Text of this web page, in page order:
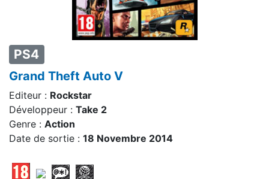
PS4
Grand Theft Auto V
Editeur : Rockstar
Développeur : Take 2
Genre : Action
Date de sortie : 18 Novembre 2014